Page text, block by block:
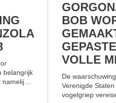
belangrijk
BOB
VOLLE
De
Verenigde
vogelgriep